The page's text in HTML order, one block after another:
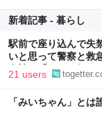
新着記事 - 暮らし
駅前で座り込んで失
いと思って警察と救
女性に「あなた何し
21 users
「みいちゃん」とは